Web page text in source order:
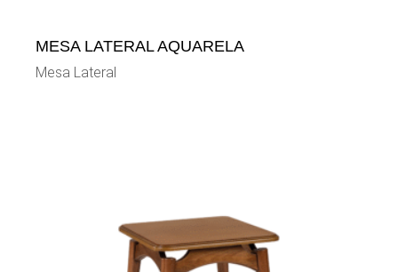
MESA LATERAL AQUARELA
Mesa Lateral